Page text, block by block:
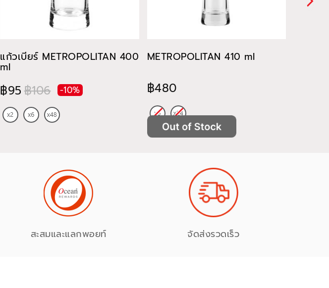
แก้วเบียร์ METROPOLITAN 400
ml
฿95฿106 -10%
METROPOLITAN 410 ml
฿480
สะสมและแลกพอยท์ จัดส่งรวดเร็ว